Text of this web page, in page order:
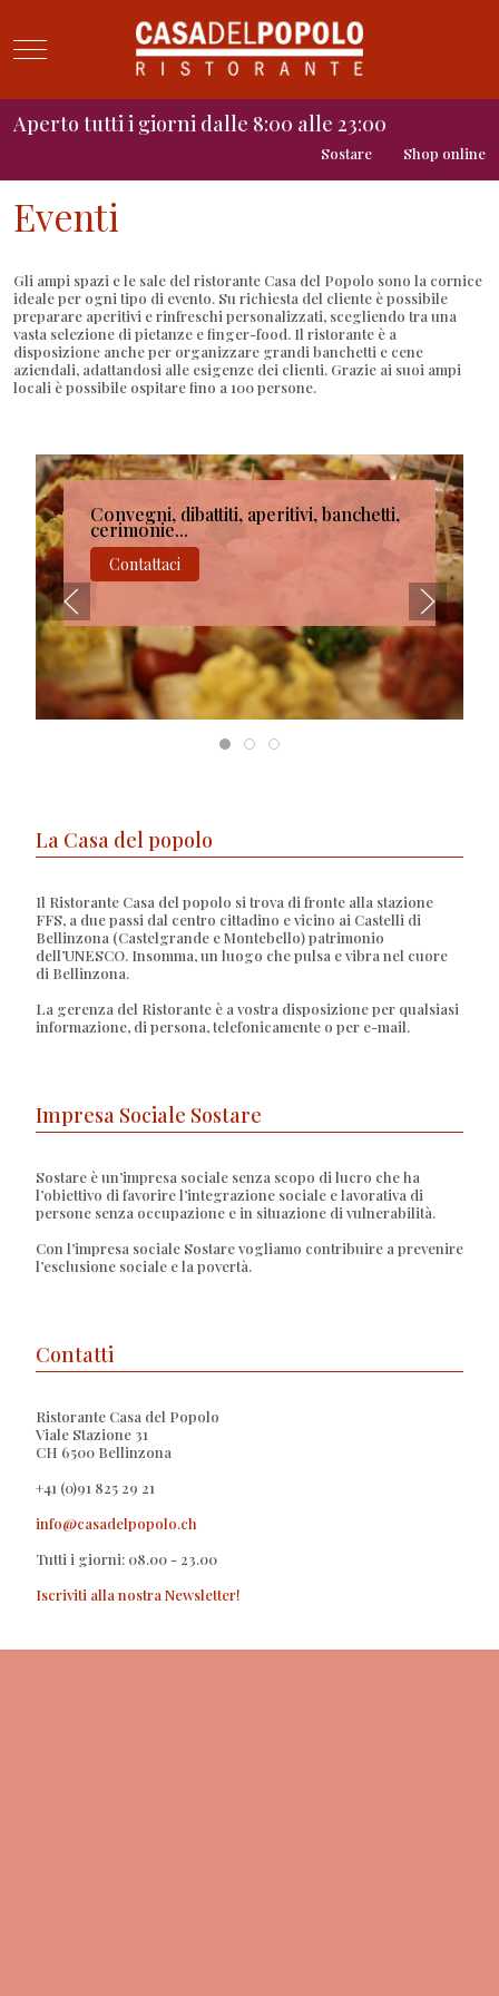
Mobile Menu Toggle
Aperto tutti i giorni dalle 8:00 alle 23:00
Sostare Shop online
Eventi
Gli ampi spazi e le sale del ristorante Casa del Popolo sono la cornice
ideale per ogni tipo di evento. Su richiesta del cliente è possibile
preparare aperitivi e rinfreschi personalizzati, scegliendo tra una
vasta selezione di pietanze e finger-food. Il ristorante è a
disposizione anche per organizzare grandi banchetti e cene
aziendali, adattandosi alle esigenze dei clienti. Grazie ai suoi ampi
locali è possibile ospitare fino a 100 persone.
Convegni, dibattiti, aperitivi, banchetti,
cerimonie...
Contattaci
La Casa del popolo
Il Ristorante Casa del popolo si trova di fronte alla stazione
FFS, a due passi dal centro cittadino e vicino ai Castelli di
Bellinzona (Castelgrande e Montebello) patrimonio
dell’UNESCO. Insomma, un luogo che pulsa e vibra nel cuore
di Bellinzona.
La gerenza del Ristorante è a vostra disposizione per qualsiasi
informazione, di persona, telefonicamente o per e-mail.
Impresa Sociale Sostare
Sostare è un’impresa sociale senza scopo di lucro che ha
l’obiettivo di favorire l’integrazione sociale e lavorativa di
persone senza occupazione e in situazione di vulnerabilità.
Con l’impresa sociale Sostare vogliamo contribuire a prevenire
l’esclusione sociale e la povertà.
Contatti
Ristorante Casa del Popolo
Viale Stazione 31
CH 6500 Bellinzona
+41 (0)91 825 29 21
info@casadelpopolo.ch
Tutti i giorni: 08.00 - 23.00
Iscriviti alla nostra Newsletter!